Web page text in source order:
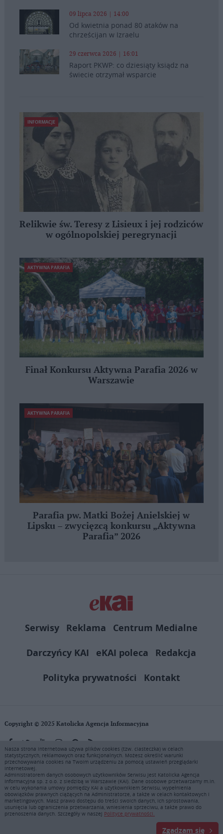
09 lipca 2026 | 14:00
Od kwietnia ponad 80 ataków na
chrześcijan w Izraelu
29 czerwca 2026 | 16:01
Raport PKWP: co dziesiąty ksiądz na
świecie otrzymał wsparcie
INFORMACJE
Relikwie św. Teresy z Lisieux i jej rodziców
w ogólnopolskiej peregrynacji
AKTYWNA PARAFIA
Finał Konkursu Aktywna Parafia 2026 w
Warszawie
AKTYWNA PARAFIA
Parafia pw. Matki Bożej Anielskiej w
Lipsku – zwycięzcą konkursu „Aktywna
Parafia” 2026
Serwisy Reklama
Centrum Medialne
Darczyńcy KAI
eKAI poleca
Redakcja
Polityka prywatności
Kontakt
Copyright © 2025 Katolicka Agencja Informacyjna
KAI zastrzega wszelkie prawa do serwisu. Użytkownicy mogą pobierać
i drukować fragmenty zawartości serwisu internetowego www.ekai.pl
wyłącznie do użytku osobistego. Publikacja, rozpowszechnianie
zawartości niniejszego serwisu lub jej sprzedaż (także framing i in.
podobne metody), są bez uprzedniej pisemnej zgody KAI zabronione i
stanowią naruszenie ustaw o prawie autorskim, ochronie baz danych i
uczciwej konkurencji - będą ścigane przy pomocy wszelkich
dostępnych środków prawnych. Zapraszamy do prenumeraty serwisu
prasowego KAI: tel. 22 635 77 18 e-mail: marketing@ekai.pl
Nasza strona internetowa używa plików cookies (tzw. ciasteczka) w celach
statystycznych, reklamowych oraz funkcjonalnych. Możesz określić warunki
przechowywania cookies na Twoim urządzeniu za pomocą ustawień przeglądarki
internetowej.
Administratorem danych osobowych użytkowników Serwisu jest Katolicka Agencja
Informacyjna sp. z o.o. z siedzibą w Warszawie (KAI). Dane osobowe przetwarzamy m.in.
w celu wykonania umowy pomiędzy KAI a użytkownikiem Serwisu, wypełnienia
obowiązków prawnych ciążących na Administratorze, a także w celach kontaktowych i
marketingowych. Masz prawo dostępu do treści swoich danych, ich sprostowania,
usunięcia lub ograniczenia przetwarzania, wniesienia sprzeciwu, a także prawo do
przenoszenia danych. Szczegóły w naszej Polityce prywatności.
Zgadzam się